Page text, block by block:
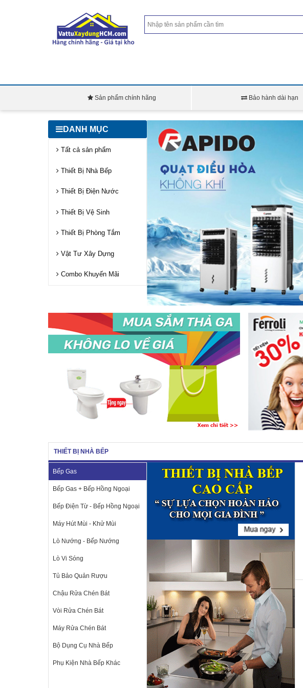
Sản phẩm chính hãng Bảo hành dài hạn
DANH MỤC
Tất cả sản phẩm
Thiết Bị Nhà Bếp
Thiết Bị Điện Nước
Thiết Bị Vệ Sinh
Thiết Bị Phòng Tắm
Vật Tư Xây Dựng
Combo Khuyến Mãi
THIẾT BỊ NHÀ BẾP
Bếp Gas
Bếp Gas + Bếp Hồng Ngoại
Bếp Điện Từ - Bếp Hồng Ngoại
Máy Hút Mùi - Khử Mùi
Lò Nướng - Bếp Nướng
Lò Vi Sóng
Tủ Bảo Quản Rượu
Chậu Rửa Chén Bát
Vòi Rửa Chén Bát
Máy Rửa Chén Bát
Bộ Dụng Cụ Nhà Bếp
Phụ Kiện Nhà Bếp Khác